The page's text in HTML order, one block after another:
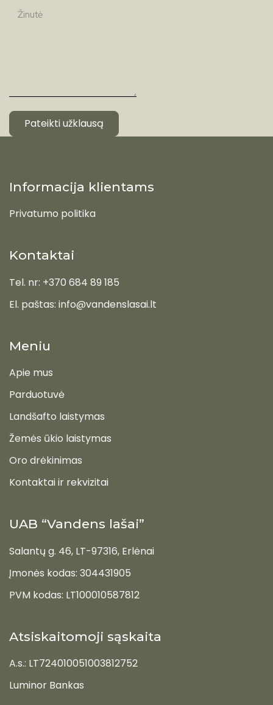
Pateikti užklausą
UAB “Vandens lašai”
Salantų g. 46, LT-97316, Erlėnai
Įmonės kodas: 304431905
PVM kodas: LT100010587812
Atsiskaitomoji sąskaita
A.s.: LT724010051003812752
Luminor Bankas
Meniu
Apie mus
Parduotuvė
Landšafto laistymas
Žemės ūkio laistymas
Oro drėkinimas
Kontaktai ir rekvizitai
Kontaktai
Tel. nr: +370 684 89 185
El. paštas: info@vandenslasai.lt
Informacija klientams
Privatumo politika